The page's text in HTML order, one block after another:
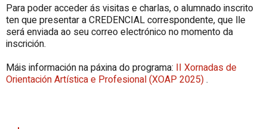
Para poder acceder ás visitas e charlas, o alumnado inscrito
ten que presentar a CREDENCIAL correspondente, que lle
será enviada ao seu correo electrónico no momento da
inscrición.
Máis información na páxina do programa: II Xornadas de
Orientación Artística e Profesional (XOAP 2025).